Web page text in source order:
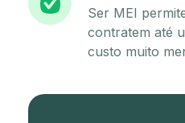
Ser MEI
contratem até
custo muito